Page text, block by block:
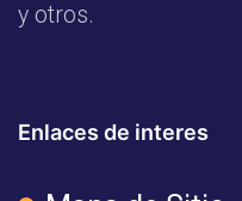
y otros.
Enlaces de interes